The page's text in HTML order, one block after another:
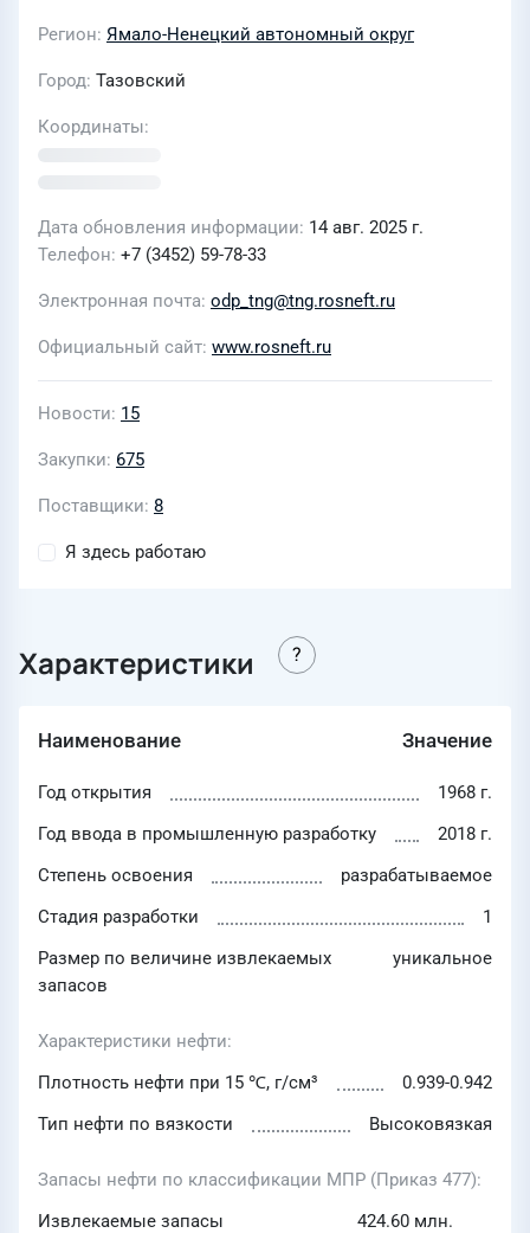
Регион Ямало-Ненецкий автономный округ
Город Тазовский
Координаты
Дата обновления информации 14 авг. 2025 г.
Телефон +7 (3452) 59-78-33
Электронная почта odp_tng@tng.rosneft.ru
Официальный сайт www.rosneft.ru
Новости 15
Закупки 675
Поставщики 8
Я здесь работаю
Характеристики
Наименование Значение
Год открытия
1968 г.
Год ввода в промышленную разработку
2018 г.
Степень освоения
разрабатываемое
Стадия разработки
1
Размер по величине извлекаемых
запасов
уникальное
Характеристики нефти
Плотность нефти при 15 ℃, г/см³
0.939-0.942
Тип нефти по вязкости
Высоковязкая
Запасы нефти по классификации МПР (Приказ 477)
Извлекаемые запасы
424.60 млн.